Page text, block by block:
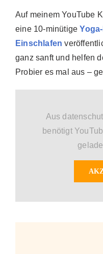
Auf meinem YouTube
eine 10-minütige
Einschlafen
ganz sanft und helfen
Probier es mal aus –
Aus
benötigt